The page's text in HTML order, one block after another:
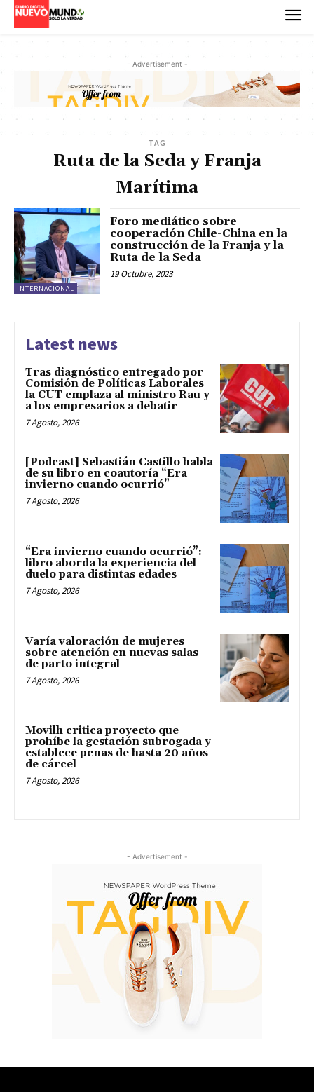
- Advertisement -
TAG
Ruta de la Seda y Franja
Marítima
INTERNACIONAL
Foro mediático sobre
cooperación Chile-China en la
construcción de la Franja y la
Ruta de la Seda
19 Octubre, 2023
Latest news
Tras diagnóstico entregado por
Comisión de Políticas Laborales
la CUT emplaza al ministro Rau y
a los empresarios a debatir
7 Agosto, 2026
[Podcast] Sebastián Castillo habla
de su libro en coautoría “Era
invierno cuando ocurrió”
7 Agosto, 2026
“Era invierno cuando ocurrió”:
libro aborda la experiencia del
duelo para distintas edades
7 Agosto, 2026
Varía valoración de mujeres
sobre atención en nuevas salas
de parto integral
7 Agosto, 2026
Movilh critica proyecto que
prohíbe la gestación subrogada y
establece penas de hasta 20 años
de cárcel
7 Agosto, 2026
- Advertisement -